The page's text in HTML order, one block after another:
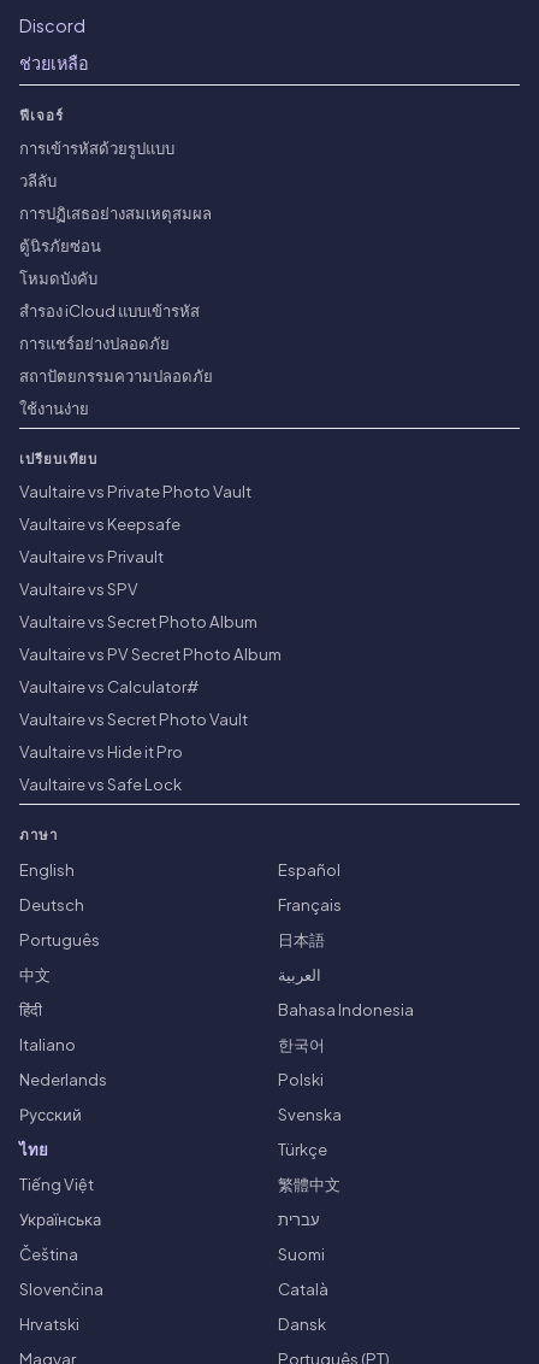
Discord
ช่วยเหลือ
ฟีเจอร์
การเข้ารหัสด้วยรูปแบบ
วลีลับ
การปฏิเสธอย่างสมเหตุสมผล
ตู้นิรภัยซ่อน
โหมดบังคับ
สำรอง iCloud แบบเข้ารหัส
การแชร์อย่างปลอดภัย
สถาปัตยกรรมความปลอดภัย
ใช้งานง่าย
เปรียบเทียบ
Vaultaire vs Private Photo Vault
Vaultaire vs Keepsafe
Vaultaire vs Privault
Vaultaire vs SPV
Vaultaire vs Secret Photo Album
Vaultaire vs PV Secret Photo Album
Vaultaire vs Calculator#
Vaultaire vs Secret Photo Vault
Vaultaire vs Hide it Pro
Vaultaire vs Safe Lock
ภาษา
English
Español
Deutsch
Français
Português
日本語
中文
العربية
हिंदी
Bahasa Indonesia
Italiano
한국어
Nederlands
Polski
Русский
Svenska
ไทย
Türkçe
Tiếng Việt
繁體中文
Українська
עברית
Čeština
Suomi
Slovenčina
Català
Hrvatski
Dansk
Magyar
Português (PT)